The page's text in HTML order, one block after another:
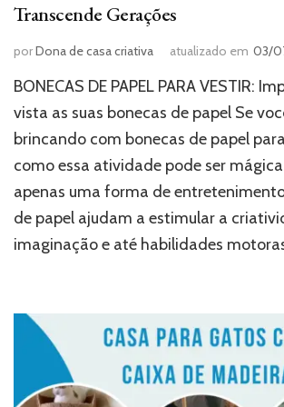
Transcende Gerações
porDona de casa criativa atualizado em 03/
BONECAS DE PAPEL PARA VESTIR:
vista as suas bonecas de papel Se
brincando com bonecas de papel
como essa atividade pode ser
apenas uma forma de
de papel ajudam a estimular a
imaginação e até habilidades